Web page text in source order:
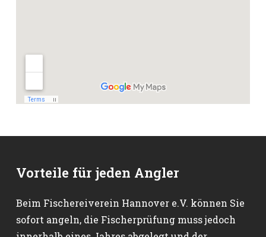
Vorteile für jeden Angler
Beim Fischereiverein Hannover e.V. können Sie
sofort angeln, die Fischerprüfung muss jedoch